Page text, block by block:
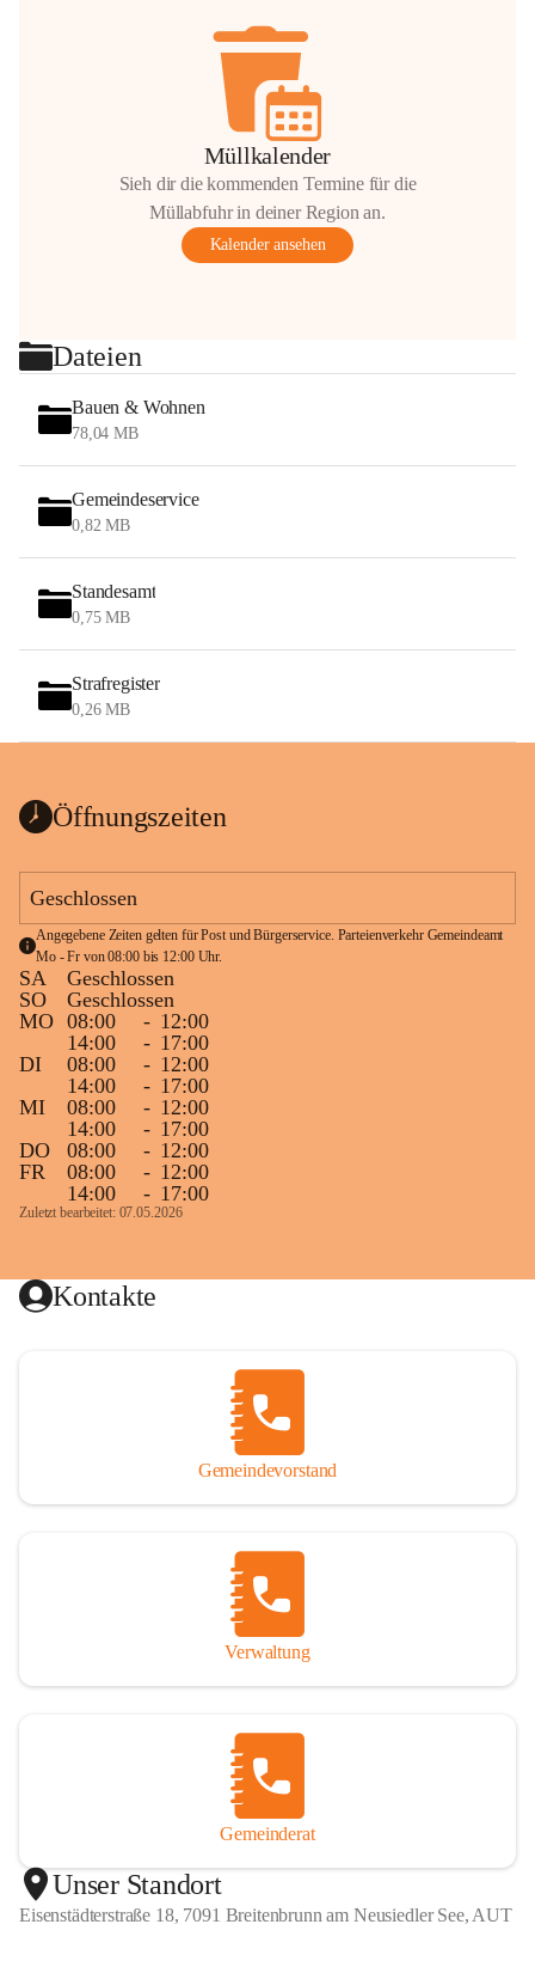
Müllkalender
Sieh dir die kommenden Termine für die
Müllabfuhr in deiner Region an.
Kalender ansehen
Dateien
Bauen & Wohnen
78,04 MB
Gemeindeservice
0,82 MB
Standesamt
0,75 MB
Strafregister
0,26 MB
Öffnungszeiten
Geschlossen
Angegebene Zeiten gelten für Post und Bürgerservice. Parteienverkehr Gemeindeamt
Mo - Fr von 08:00 bis 12:00 Uhr.
SA
Geschlossen
SO
Geschlossen
MO 08:00 - 12:00
14:00
- 17:00
DI
08:00 - 12:00
14:00
- 17:00
MI
08:00 - 12:00
14:00
- 17:00
DO
08:00 - 12:00
FR
08:00 - 12:00
14:00
- 17:00
Zuletzt bearbeitet: 07.05.2026
Kontakte
Gemeindevorstand
Verwaltung
Gemeinderat
Unser Standort
Eisenstädterstraße 18, 7091 Breitenbrunn am Neusiedler See, AUT